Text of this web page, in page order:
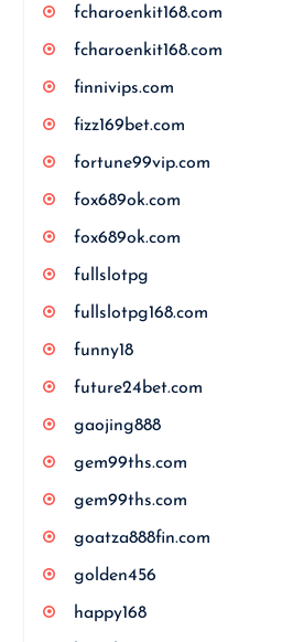
fcharoenkit168.com
fcharoenkit168.com
finnivips.com
fizz169bet.com
fortune99vip.com
fox689ok.com
fox689ok.com
fullslotpg
fullslotpg168.com
funny18
future24bet.com
gaojing888
gem99ths.com
gem99ths.com
goatza888fin.com
golden456
happy168